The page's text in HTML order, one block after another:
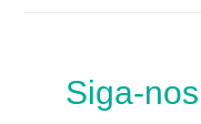
Siga-